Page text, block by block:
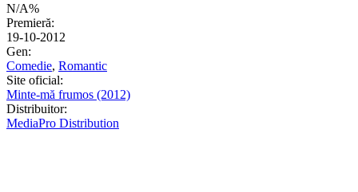
N/A%
Premieră:
19-10-2012
Gen:
Comedie, Romantic
Site oficial:
Minte-mă frumos (2012)
Distribuitor:
MediaPro Distribution